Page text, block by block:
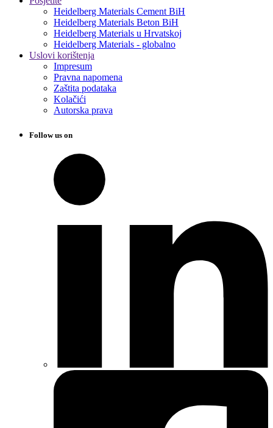
Heidelberg Materials Cement BiH
Heidelberg Materials Beton BiH
Heidelberg Materials u Hrvatskoj
Heidelberg Materials - globalno
Uslovi korištenja
Impresum
Pravna napomena
Zaštita podataka
Kolačići
Autorska prava
Follow us on